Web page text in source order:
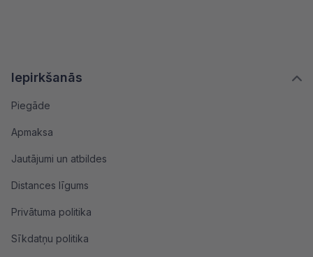
Iepirkšanās
Piegāde
Apmaksa
Jautājumi un atbildes
Distances līgums
Privātuma politika
Sīkdatņu politika